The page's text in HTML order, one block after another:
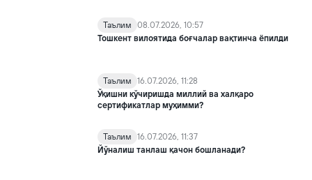
Таълим
08.07.2026, 10:57
Тошкент вилоятида боғчалар вақтинча ёпилди
Таълим
16.07.2026, 11:28
Ўқишни кўчиришда миллий ва халқаро
сертификатлар муҳимми?
Таълим
16.07.2026, 11:37
Йўналиш танлаш қачон бошланади?